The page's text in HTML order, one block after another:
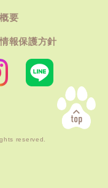
要
報保護方針
reserved.